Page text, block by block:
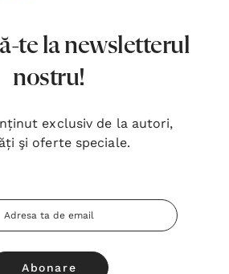
te la newsletterul
nostru!
exclusiv de la autori,
şi oferte speciale.